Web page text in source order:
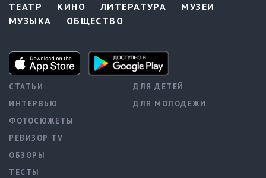
ТЕАТР КИНО ЛИТЕРАТУРА
МУЗЕИ
МУЗЫКА
ОБЩЕСТВО
СТАТЬИ
ИНТЕРВЬЮ
ФОТОСЮЖЕТЫ
РЕВИЗОР TV
ОБЗОРЫ
ТЕСТЫ
ДЛЯ ДЕТЕЙ
ДЛЯ МОЛОДЕЖИ